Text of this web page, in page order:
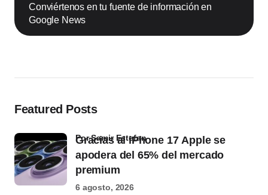
Conviértenos en tu fuente de información en
Google News
Featured Posts
Gracias al iPhone 17 Apple se
apodera del 65% del mercado
premium
por Samir Estefan
6 agosto, 2026